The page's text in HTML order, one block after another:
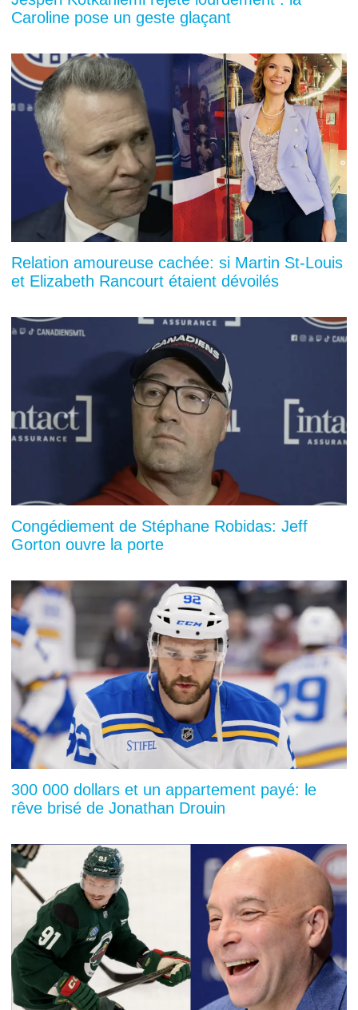
Caroline pose un geste glaçant
Relation amoureuse cachée: si Martin St-Louis
et Elizabeth Rancourt étaient dévoilés
Congédiement de Stéphane Robidas: Jeff
Gorton ouvre la porte
300 000 dollars et un appartement payé: le
rêve brisé de Jonathan Drouin